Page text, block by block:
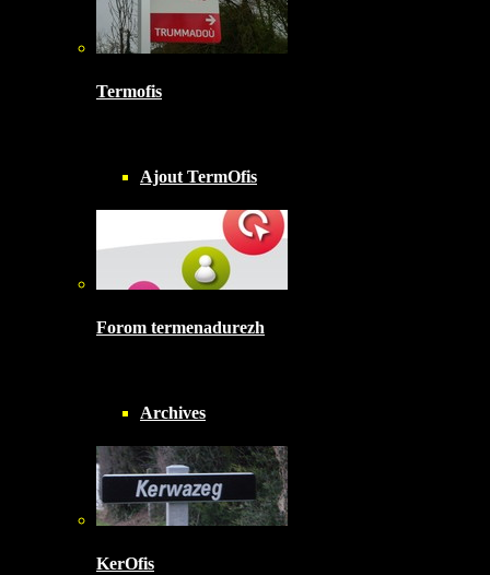
Termofis
Ajout TermOfis
Forom termenadurezh
Archives
KerOfis